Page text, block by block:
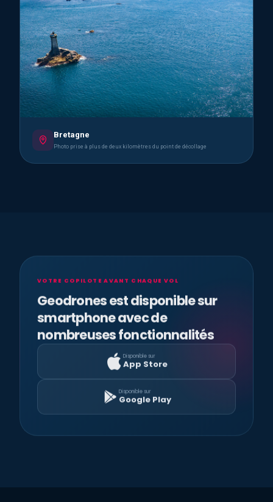
Bretagne
Photo prise à plus de deux kilomètres du point de décollage
VOTRE COPILOTE AVANT CHAQUE VOL
Geodrones est disponible sur
smartphone avec de
nombreuses fonctionnalités
Disponible sur
App Store
Disponible sur
Google Play